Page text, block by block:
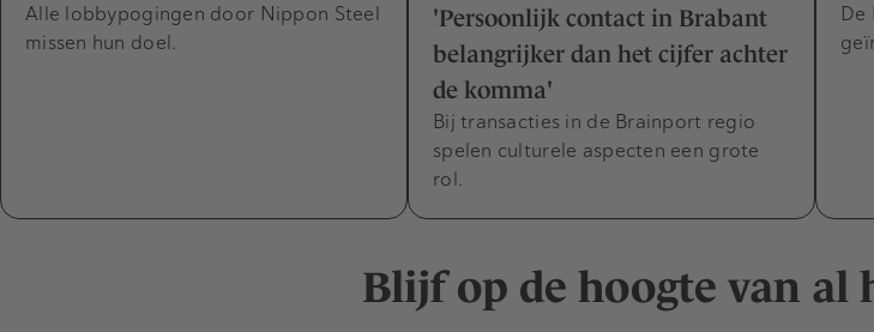
Alle lobbypogingen door Nippon Steel
missen hun doel.
'Persoonlijk contact in Brabant
belangrijker dan het cijfer achter
de komma'
Bij transacties in de Brainport regio
spelen culturele aspecten een grote
rol.
De
Blijf op de hoogte van al